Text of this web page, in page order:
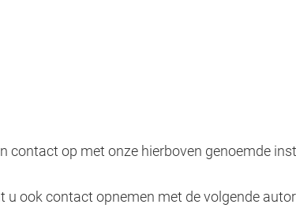
op met onze hierboven genoemde
ook contact opnemen met de volgende